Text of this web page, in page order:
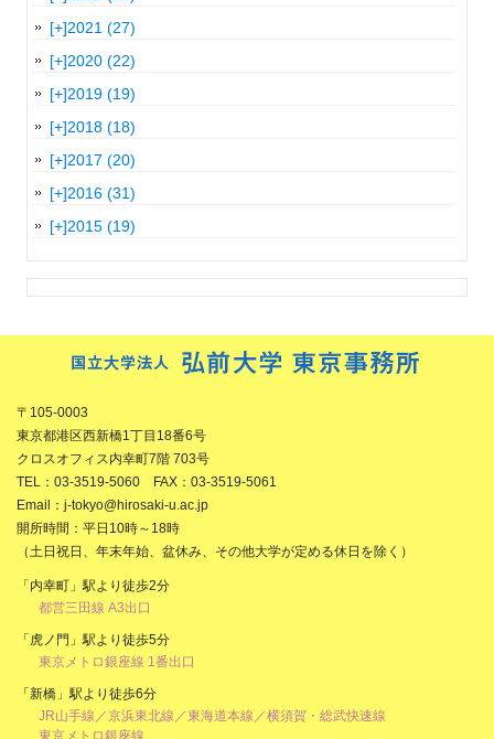
[+]2021 (27)
[+]2020 (22)
[+]2019 (19)
[+]2018 (18)
[+]2017 (20)
[+]2016 (31)
[+]2015 (19)
〒105-0003
東京都港区西新橋1丁目18番6号
クロスオフィス内幸町7階 703号
TEL：03-3519-5060 FAX：03-3519-5061
Email：j-tokyo@hirosaki-u.ac.jp
開所時間：平日10時～18時
（土日祝日、年末年始、盆休み、その他大学が定める休日を除く）
「内幸町」駅より徒歩2分
都営三田線 A3出口
「虎ノ門」駅より徒歩5分
東京メトロ銀座線 1番出口
「新橋」駅より徒歩6分
JR山手線／京浜東北線／東海道本線／横須賀・総武快速線
東京メトロ銀座線